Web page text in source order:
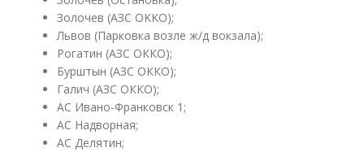
Золочев (АЗС OKKO);
Львов (Парковка возле ж/д вокзала);
Рогатин (АЗС ОККО);
Бурштын (АЗС ОККО);
Галич (АЗС ОККО);
АС Ивано-Франковск 1;
АС Надворная;
АС Делятин;